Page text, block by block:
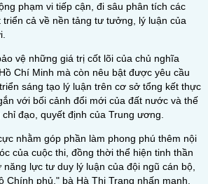
phạm vi tiếp cận, đi sâu phân tích các
cả về nền tảng tư tưởng, lý luận của
vệ những giá trị cốt lõi của chủ nghĩa
Chí Minh mà còn nêu bật được yêu cầu
sáng tạo lý luận trên cơ sở tổng kết thực
với bối cảnh đổi mới của đất nước và thế
đạo, quyết định của Trung ương.
nhằm góp phần làm phong phú thêm nội
của cuộc thi, đồng thời thể hiện tinh thần
lực tư duy lý luận của đội ngũ cán bộ,
Chính phủ," bà Hà Thị Trang nhấn mạnh.